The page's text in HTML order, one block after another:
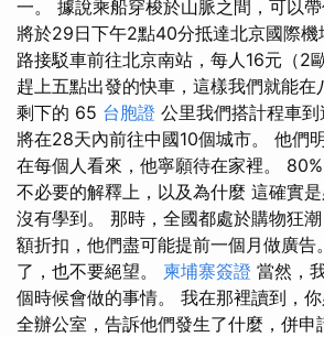
一。 據說乘船穿梭於山脈之間，可以
將於29日下午2點40分抵達北京國際機
路接駁車前往北京南站，每人16元（2
趕上五點出發的快車，這樣我們就能在
剩下的 65 台胞證 公里我們搭計程車
將在28天內前往中國10個城市。 他們
在每個人看來，他寧願待在家裡。
不必要的解釋上，以及為什麼 這確實
沒有學到。 那時，全國都處於購物狂
額折扣，他們盡可能提前一個月做廣告
了，也不要絕望。 柬埔寨簽證 當然，
個時候會做的事情。 我在那裡讀到，
全辦公室，告訴他們發生了什麼，併申